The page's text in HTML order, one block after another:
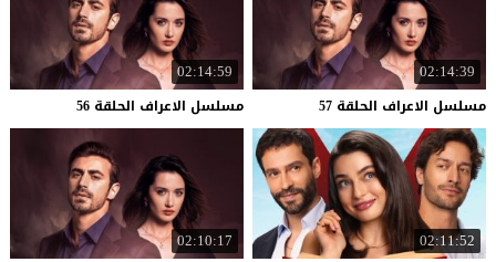
02:14:39
مسلسل الاعراف الحلقة 57
02:14:59
مسلسل الاعراف الحلقة 56
02:11:52
02:10:17